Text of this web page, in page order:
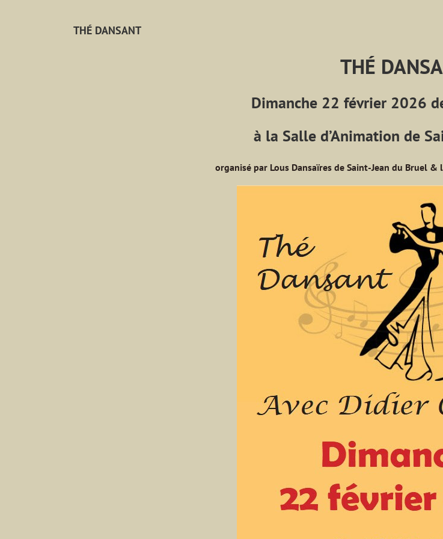
THÉ DANSANT
THÉ
Dimanche 22 février 2026
à la Salle d’Animation de
organisé par Lous Dansaïres de Saint-Jean du Bruel &